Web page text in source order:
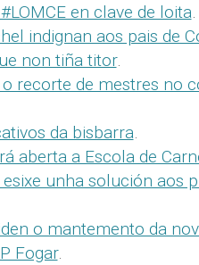
en clave de loita.
indignan aos pais de
non tiña titor.
recorte de mestres no
da bisbarra.
aberta a Escola de
unha solución aos
o mantemento da
Fogar.